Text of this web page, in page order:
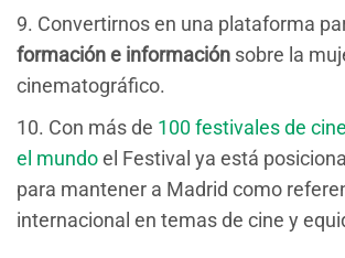
9. Convertirnos en una plataforma
formación e información sobre la
cinematográfico.
10. Con más de 100 festivales de
el mundoel Festival ya está
para mantener a Madrid como
internacional en temas de cine y